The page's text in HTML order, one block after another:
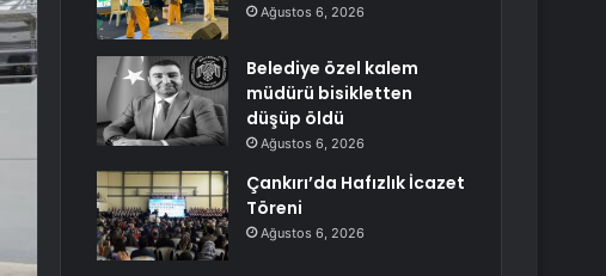
Ağustos 6, 2026
Belediye özel kalem
müdürü bisikletten
düşüp öldü
Ağustos 6, 2026
Çankırı’da Hafızlık İcazet
Töreni
Ağustos 6, 2026